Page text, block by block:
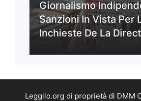
Giornalismo
Sanzioni In Vista Per
Inchieste De La
Leggilo.org di proprietà di DMM